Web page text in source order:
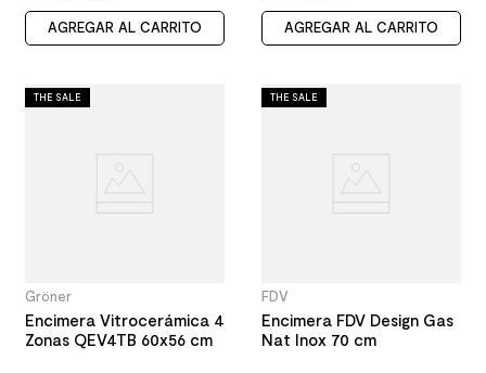
AGREGAR AL CARRITO AGREGAR AL CARRITO
THE SALE
Gröner
Encimera Vitrocerámica 4
Zonas QEV4TB 60x56 cm
THE SALE
FDV
Encimera FDV Design Gas
Nat Inox 70 cm